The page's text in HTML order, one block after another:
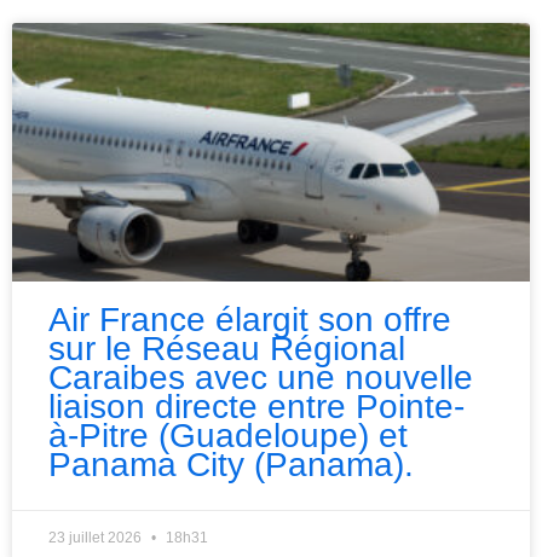
Air France élargit son offre
sur le Réseau Régional
Caraibes avec une nouvelle
liaison directe entre Pointe-
à-Pitre (Guadeloupe) et
Panama City (Panama).
23 juillet 2026 18h31